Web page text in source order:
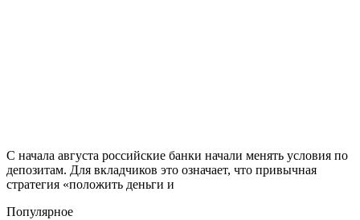
С начала августа российские банки начали менять условия по
депозитам. Для вкладчиков это означает, что привычная
стратегия «положить деньги и
Популярное